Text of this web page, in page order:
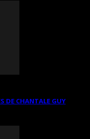
DE CHANTALE GUY